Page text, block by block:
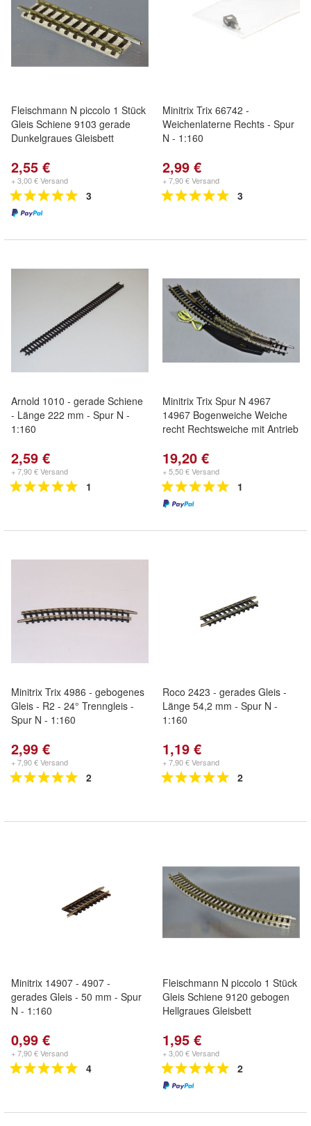
Fleischmann N piccolo 1 Stück
Gleis Schiene 9103 gerade
Dunkelgraues Gleisbett
2,55 €
+ 3,00 € Versand
3
Minitrix Trix 66742 -
Weichenlaterne Rechts - Spur
N - 1:160
2,99 €
+ 7,90 € Versand
3
Arnold 1010 - gerade Schiene
- Länge 222 mm - Spur N -
1:160
2,59 €
+ 7,90 € Versand
1
Minitrix Trix Spur N 4967
14967 Bogenweiche Weiche
recht Rechtsweiche mit Antrieb
19,20 €
+ 5,50 € Versand
1
Minitrix Trix 4986 - gebogenes
Gleis - R2 - 24° Trenngleis -
Spur N - 1:160
2,99 €
+ 7,90 € Versand
2
Roco 2423 - gerades Gleis -
Länge 54,2 mm - Spur N -
1:160
1,19 €
+ 7,90 € Versand
2
Minitrix 14907 - 4907 -
gerades Gleis - 50 mm - Spur
N - 1:160
0,99 €
+ 7,90 € Versand
4
Fleischmann N piccolo 1 Stück
Gleis Schiene 9120 gebogen
Hellgraues Gleisbett
1,95 €
+ 3,00 € Versand
2